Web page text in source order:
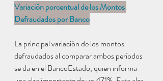
Variación porcentual de los Montos
Defraudados por Banco
La principal variación de los montos
defraudados al comparar ambos períodos
se da en el BancoEstado, quien informa